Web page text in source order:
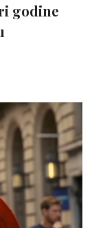
godine